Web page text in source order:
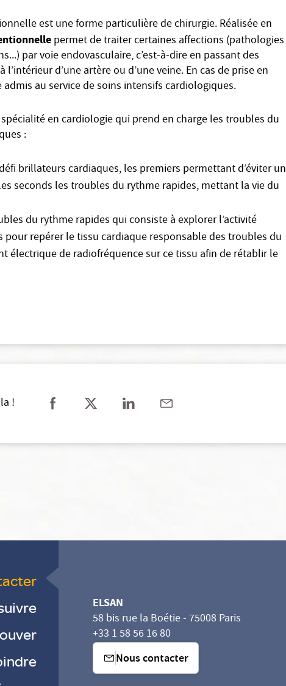
est une forme particulière de chirurgie. Réalisée en
permet de traiter certaines affections (pathologies
par voie endovasculaire, c’est-à-dire en passant des
d’une artère ou d’une veine. En cas de prise en
au service de soins intensifs cardiologiques.
en cardiologie qui prend en charge les troubles du
:
brillateurs cardiaques, les premiers permettant d’éviter un
seconds les troubles du rythme rapides, mettant la vie du
du rythme rapides qui consiste à explorer l’activité
repérer le tissu cardiaque responsable des troubles du
électrique de radiofréquence sur ce tissu afin de rétablir le
!
ELSAN
58 bis rue la Boétie - 75008 Paris
+33 1 58 56 16 80
Nous contacter